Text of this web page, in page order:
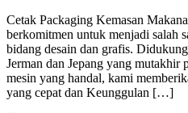
Cetak Packaging Kemasan
berkomitmen untuk menjadi salah
bidang desain dan grafis.
Jerman dan Jepang yang mutakhir
mesin yang handal, kami
yang cepat dan Keunggulan […]